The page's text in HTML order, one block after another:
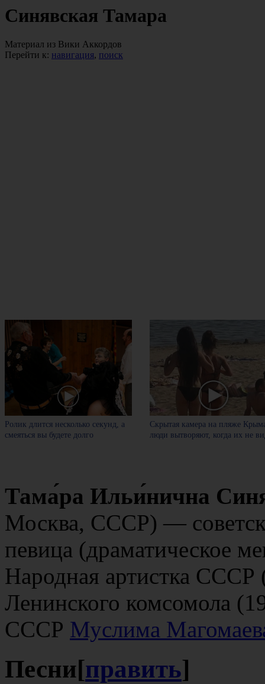
Синявская Тамара
Материал из Вики Аккордов
Перейти к: навигация, поиск
Ролик длится несколько секунд, а
смеяться вы будете долго
Скрытая камера на пляже
люди вытворяют, когда их не
Тама́ра Ильи́нична
Москва, СССР) —
певица (драматическое
Народная артистка СССР
Ленинского комсомола
СССР Муслима
Песни[править]